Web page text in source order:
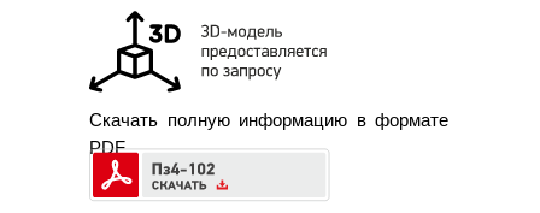
Скачать полную информацию в формате
PDF